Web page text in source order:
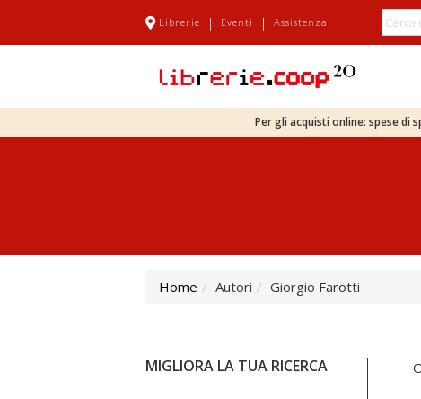
Librerie | Eventi | Assistenza
Per gli acquisti online: spese di
Home Autori Giorgio Farotti
MIGLIORA LA TUA RICERCA